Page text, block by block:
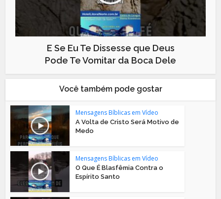
E Se Eu Te Dissesse que Deus
Pode Te Vomitar da Boca Dele
Você também pode gostar
Mensagens Bíblicas em Vídeo
A Volta de Cristo Será Motivo de
Medo
Mensagens Bíblicas em Vídeo
O Que É Blasfêmia Contra o
Espírito Santo